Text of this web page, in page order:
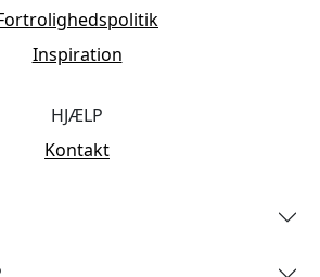
Inspiration
HJÆLP
Kontakt